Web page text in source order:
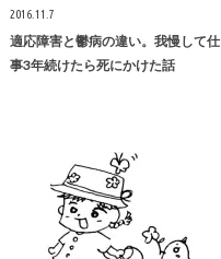
2016.11.7
適応障害と鬱病の違い。我慢して仕
事3年続けたら死にかけた話